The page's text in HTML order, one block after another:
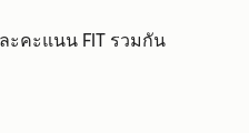
ะคะแนน FIT รวมกัน